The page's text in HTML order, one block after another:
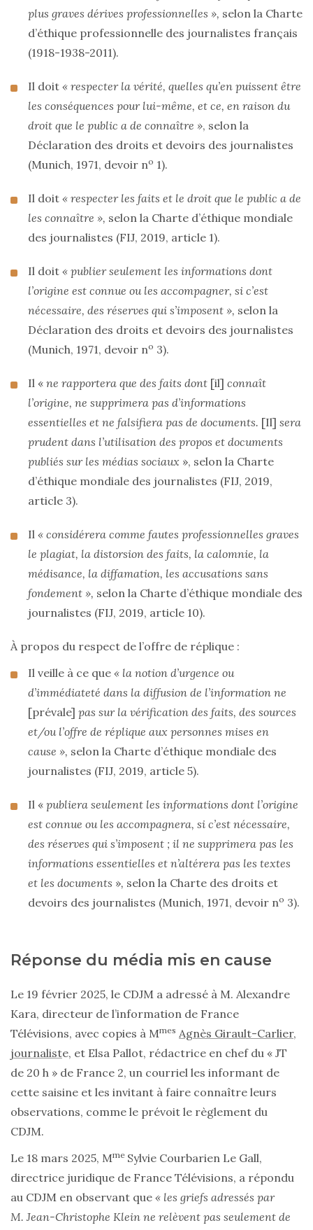
plus graves dérives professionnelles », selon la Charte
d’éthique professionnelle des journalistes français
(1918-1938-2011).
Il doit « respecter la vérité, quelles qu’en puissent être
les conséquences pour lui-même, et ce, en raison du
droit que le public a de connaître », selon la
Déclaration des droits et devoirs des journalistes
(Munich, 1971, devoir no 1).
Il doit « respecter les faits et le droit que le public a de
les connaître », selon la Charte d’éthique mondiale
des journalistes (FIJ, 2019, article 1).
Il doit « publier seulement les informations dont
l’origine est connue ou les accompagner, si c’est
nécessaire, des réserves qui s’imposent », selon la
Déclaration des droits et devoirs des journalistes
(Munich, 1971, devoir no 3).
Il « ne rapportera que des faits dont [il] connaît
l’origine, ne supprimera pas d’informations
essentielles et ne falsifiera pas de documents. [Il] sera
prudent dans l’utilisation des propos et documents
publiés sur les médias sociaux », selon la Charte
d’éthique mondiale des journalistes (FIJ, 2019,
article 3).
Il « considérera comme fautes professionnelles graves
le plagiat, la distorsion des faits, la calomnie, la
médisance, la diffamation, les accusations sans
fondement », selon la Charte d’éthique mondiale des
journalistes (FIJ, 2019, article 10).
À propos du respect de l’offre de réplique :
Il veille à ce que « la notion d’urgence ou
d’immédiateté dans la diffusion de l’information ne
[prévale] pas sur la vérification des faits, des sources
et/ou l’offre de réplique aux personnes mises en
cause », selon la Charte d’éthique mondiale des
journalistes (FIJ, 2019, article 5).
Il « publiera seulement les informations dont l’origine
est connue ou les accompagnera, si c’est nécessaire,
des réserves qui s’imposent ; il ne supprimera pas les
informations essentielles et n’altérera pas les textes
et les documents », selon la Charte des droits et
devoirs des journalistes (Munich, 1971, devoir no 3).
Réponse du média mis en cause
Le 19 février 2025, le CDJM a adressé à M. Alexandre
Kara, directeur de l’information de France
Télévisions, avec copies à Mmes Agnès Girault-Carlier,
journaliste, et Elsa Pallot, rédactrice en chef du « JT
de 20 h » de France 2, un courriel les informant de
cette saisine et les invitant à faire connaître leurs
observations, comme le prévoit le règlement du
CDJM.
Le 18 mars 2025, Mme Sylvie Courbarien Le Gall,
directrice juridique de France Télévisions, a répondu
au CDJM en observant que « les griefs adressés par
M. Jean-Christophe Klein ne relèvent pas seulement de